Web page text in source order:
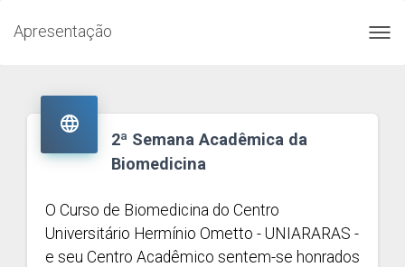
Apresentação

2ª Semana Acadêmica da
Biomedicina
O Curso de Biomedicina do Centro
Universitário Hermínio Ometto - UNIARARAS -
e seu Centro Acadêmico sentem-se honrados